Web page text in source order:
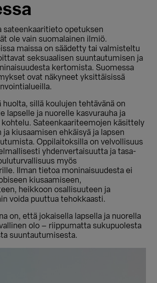
sateenkaaritieto opetuksen
ole vain suomalainen ilmiö.
maissa on säädetty tai valmisteltu
seksuaalisen suuntautumisen ja
kertomista. Suomessa
ovat näkyneet yksittäisissä
huolta, sillä koulujen tehtävänä on
lapselle ja nuorelle kasvurauha ja
Sateenkaariteemojen käsittely
ja kiusaamisen ehkäisyä ja lapsen
Oppilaitoksilla on velvollisuus
yhdenvertaisuutta ja tasa-
myös
Ilman tietoa moninaisuudesta ei
kiusaamiseen,
heikkoon osallisuuteen ja
voida puuttua tehokkaasti.
on, että jokaisella lapsella ja nuorella
olo – riippumatta sukupuolesta
suuntautumisesta.